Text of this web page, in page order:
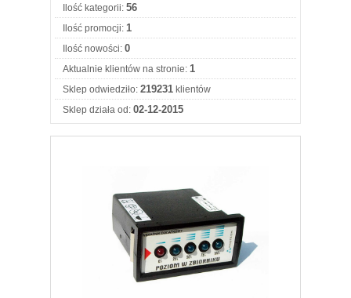
Ilość kategorii: 56
Ilość promocji: 1
Ilość nowości: 0
Aktualnie klientów na stronie: 1
Sklep odwiedziło: 219231 klientów
Sklep działa od: 02-12-2015